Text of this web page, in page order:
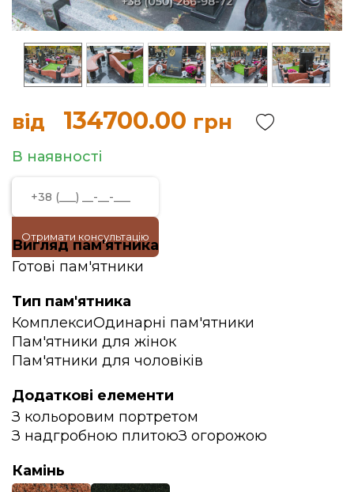
від 134700.00 грн
В наявності
Отримати консультацію
Вигляд пам'ятника
Готові пам'ятники
Тип пам'ятника
КомплексиОдинарні пам'ятники
Пам'ятники для жінок
Пам'ятники для чоловіків
Додаткові елементи
З кольоровим портретом
З надгробною плитоюЗ огорожою
Камінь